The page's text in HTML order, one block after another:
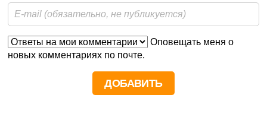
Оповещать меня о
новых комментариях по почте.